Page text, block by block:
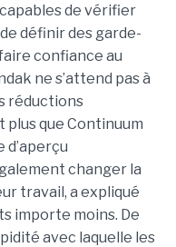
de vérifier
définir des garde-
confiance au
ne s’attend pas à
réductions
plus que Continuum
d’aperçu
changer la
travail, a expliqué
importe moins. De
avec laquelle les